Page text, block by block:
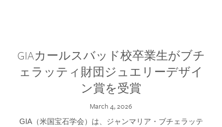
GIAカールスバッド校卒業生がブチ
ェラッティ財団ジュエリーデザイ
ン賞を受賞
March 4, 2026
GIA（米国宝石学会）は、ジャンマリア・ブチェラッテ